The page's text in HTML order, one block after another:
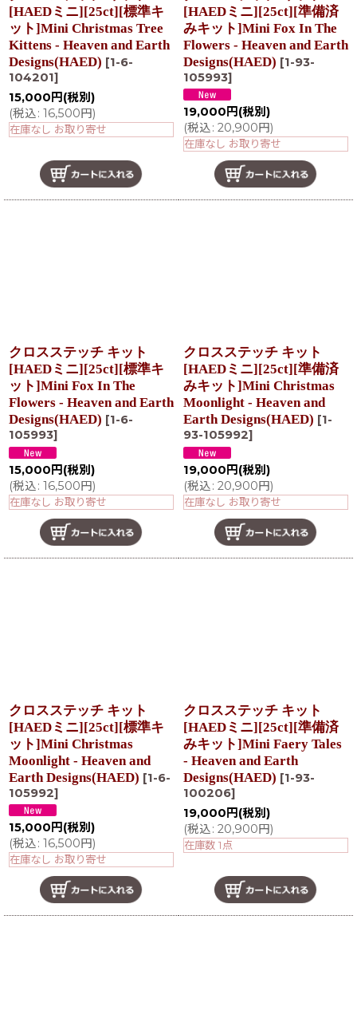
[HAEDミニ][25ct][標準キ
ット]Mini Christmas Tree
Kittens - Heaven and Earth
Designs(HAED) [1-6-
104201]
15,000 円 (税別)
(税込: 16,500円)
在庫なし お取り寄せ
[HAEDミニ][25ct][準備済
みキット]Mini Fox In The
Flowers - Heaven and Earth
Designs(HAED) [1-93-
105993]
19,000 円 (税別)
(税込: 20,900円)
在庫なし お取り寄せ
クロスステッチ キット
[HAEDミニ][25ct][標準キ
ット]Mini Fox In The
Flowers - Heaven and Earth
Designs(HAED) [1-6-
105993]
15,000 円 (税別)
(税込: 16,500円)
在庫なし お取り寄せ
クロスステッチ キット
[HAEDミニ][25ct][準備済
みキット]Mini Christmas
Moonlight - Heaven and
Earth Designs(HAED) [1-
93-105992]
19,000 円 (税別)
(税込: 20,900円)
在庫なし お取り寄せ
クロスステッチ キット
[HAEDミニ][25ct][標準キ
ット]Mini Christmas
Moonlight - Heaven and
Earth Designs(HAED) [1-6-
105992]
15,000 円 (税別)
(税込: 16,500円)
在庫なし お取り寄せ
クロスステッチ キット
[HAEDミニ][25ct][準備済
みキット]Mini Faery Tales
- Heaven and Earth
Designs(HAED) [1-93-
100206]
19,000 円 (税別)
(税込: 20,900円)
在庫数 1点